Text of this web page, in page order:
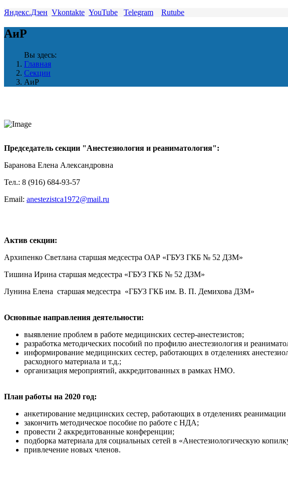
Яндекс.Дзен Vkontakte YouTube Telegram Rutube
АиР
Вы здесь:
Главная
Секции
АиР
Председатель секции "Анестезиология и реаниматология":
Баранова Елена Александровна
Тел.: 8 (916) 684-93-57
Email: anestezistca1972@mail.ru
Актив секции:
Архипенко Светлана старшая медсестра ОАР «ГБУЗ ГКБ № 52 ДЗМ»
Тишина Ирина старшая медсестра «ГБУЗ ГКБ № 52 ДЗМ»
Лунина Елена старшая медсестра «ГБУЗ ГКБ им. В. П. Демихова ДЗМ»
Основные направления деятельности:
выявление проблем в работе медицинских сестер-анестезистов;
разработка методических пособий по профилю анестезиология и
информирование медицинских сестер, работающих в отделениях
расходного материала и т.д.;
организация мероприятий, аккредитованных в рамках НМО.
План работы на 2020 год:
анкетирование медицинских сестер, работающих в отделениях
закончить методическое пособие по работе с НДА;
провести 2 аккредитованные конференции;
подборка материала для социальных сетей в «Анестезиологическую
привлечение новых членов.